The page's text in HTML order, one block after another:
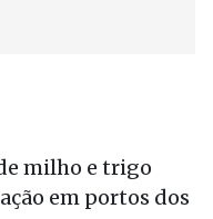
milho e trigo
em portos dos